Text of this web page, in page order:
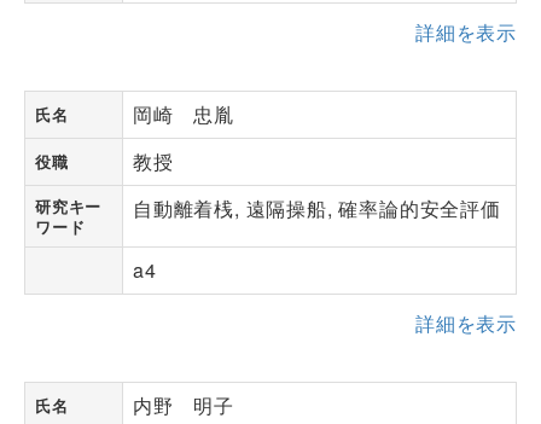
詳細を表示
氏名 岡崎 忠胤
役職 教授
研究キー
ワード
自動離着桟, 遠隔操船, 確率論的安全評価
a4
詳細を表示
氏名 内野 明子